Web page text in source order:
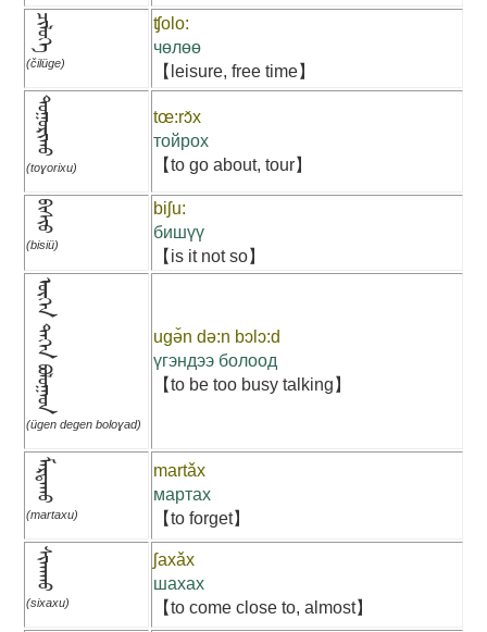
ᠴᠢᠯᠦᠭᠡ
(čilüge)
ʧolo:
чөлөө
【leisure, free time】
ᠲᠣᠭᠣᠷᠢᠬᠤ
(toɣorixu)
tœ:rɔ̌x
тойрох
【to go about, tour】
ᠪᠢᠰᠢᠦ
(bisiü)
biʃu:
бишүү
【is it not so】
ᠦᠭᠡᠨ ᠳᠡᠭᠡᠨ ᠪᠣᠯᠣᠭᠠᠳ
(ügen degen boloɣad)
ugə̌n də:n bɔlɔ:d
үгэндээ болоод
【to be too busy talking】
ᠮᠠᠷᠲᠠᠬᠤ
(martaxu)
martǎx
мартах
【to forget】
ᠰᠢᠬᠠᠬᠤ
(sixaxu)
ʃaxǎx
шахах
【to come close to, almost】